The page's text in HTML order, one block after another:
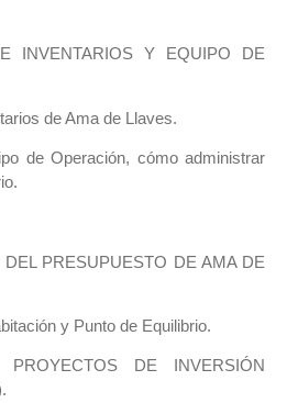
Y EQUIPO DE
de Ama de Llaves.
de Operación, cómo administrar
PRESUPUESTO DE AMA DE
y Punto de Equilibrio.
DE INVERSIÓN